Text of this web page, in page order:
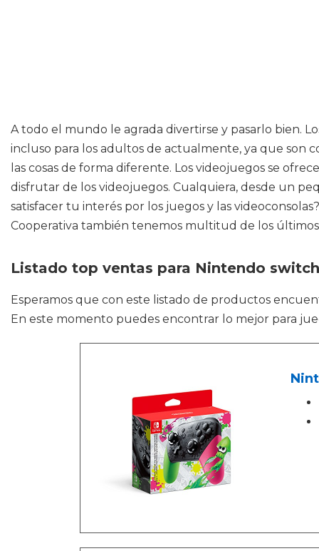
A todo el mundo le agrada divertirse y pasarlo bien.
incluso para los adultos de actualmente, ya que son
las cosas de forma diferente. Los videojuegos se
disfrutar de los videojuegos. Cualquiera, desde un
satisfacer tu interés por los juegos y las
Cooperativa también tenemos multitud de los
Listado top ventas para Nintendo
Esperamos que con este listado de productos
En este momento puedes encontrar lo mejor para